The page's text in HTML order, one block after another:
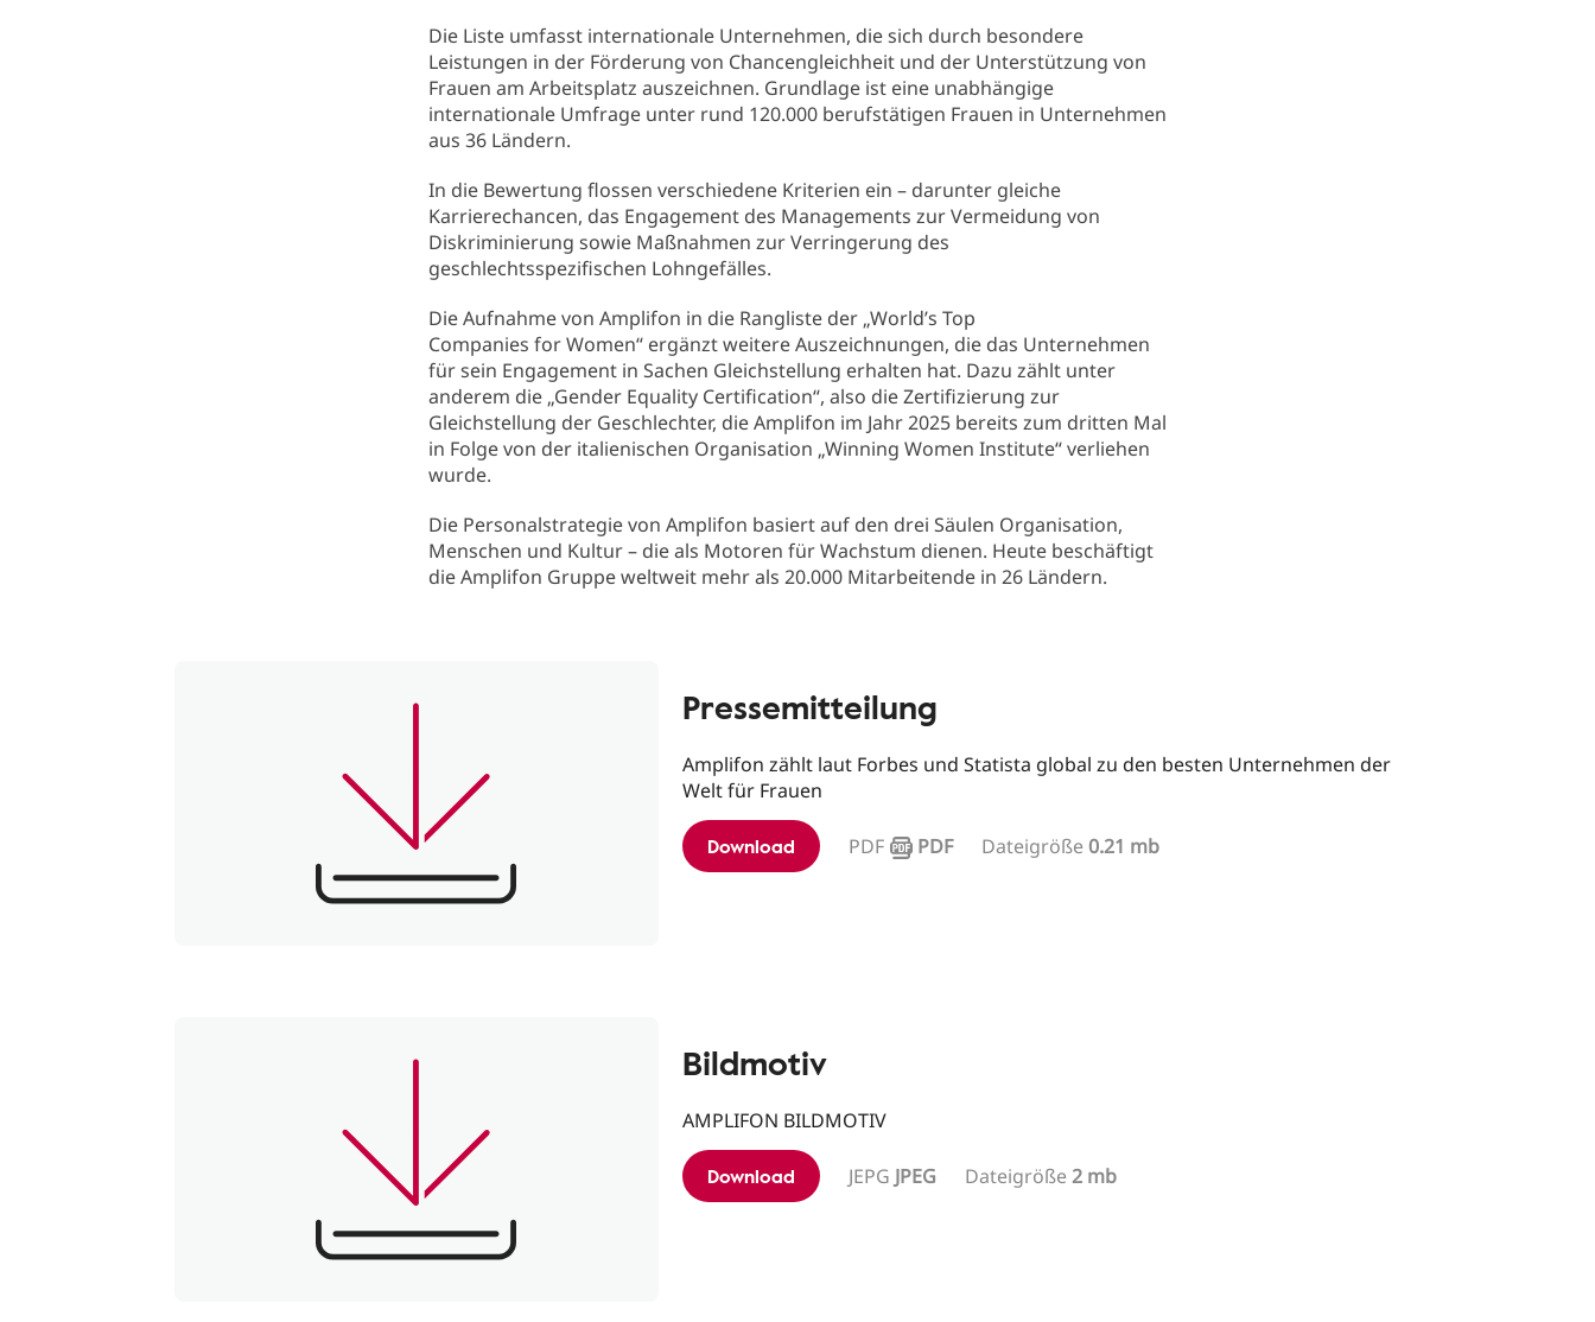
Die Liste umfasst internationale Unternehmen, die sich durch besondere
Leistungen in der Förderung von Chancengleichheit und der Unterstützung von
Frauen am Arbeitsplatz auszeichnen. Grundlage ist eine unabhängige
internationale Umfrage unter rund 120.000 berufstätigen Frauen in Unternehmen
aus 36 Ländern.
In die Bewertung flossen verschiedene Kriterien ein – darunter gleiche
Karrierechancen, das Engagement des Managements zur Vermeidung von
Diskriminierung sowie Maßnahmen zur Verringerung des
geschlechtsspezifischen Lohngefälles.
Die Aufnahme von Amplifon in die Rangliste der „World’s Top
Companies for Women“ ergänzt weitere Auszeichnungen, die das Unternehmen
für sein Engagement in Sachen Gleichstellung erhalten hat. Dazu zählt unter
anderem die „Gender Equality Certification“, also die Zertifizierung zur
Gleichstellung der Geschlechter, die Amplifon im Jahr 2025 bereits zum dritten Mal
in Folge von der italienischen Organisation „Winning Women Institute“ verliehen
wurde.
Die Personalstrategie von Amplifon basiert auf den drei Säulen Organisation,
Menschen und Kultur – die als Motoren für Wachstum dienen. Heute beschäftigt
die Amplifon Gruppe weltweit mehr als 20.000 Mitarbeitende in 26 Ländern.
Pressemitteilung
Amplifon zählt laut Forbes und Statista global zu den besten Unternehmen der
Welt für Frauen
Download PDF PDF Dateigröße 0.21 mb
Bildmotiv
AMPLIFON BILDMOTIV
Download JEPG JPEG Dateigröße 2 mb